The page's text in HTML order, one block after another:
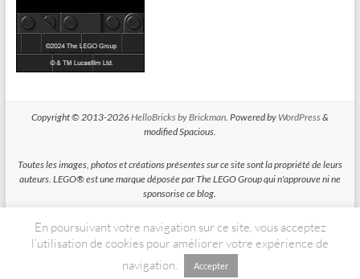
Copyright © 2013-2026HelloBricks by Brickman. Powered by WordPress&
modified Spacious.
Toutes les images, photos et créations présentes sur ce site sont la propriété de leurs
auteurs. LEGO® est une marque déposée par The LEGO Group qui n'approuve ni ne
sponsorise ce blog.
HelloBricks participe au Programme Partenaires d'Amazon EU, un programme
d'affiliation conçu pour permettre à des sites de percevoir une rémunération grace à
la création de liens vers Amazon.fr
En poursuivant votre navigation sur ce site, vous acceptez
l’utilisation de cookies pour améliorer votre expérience de
navigation.
Accepter